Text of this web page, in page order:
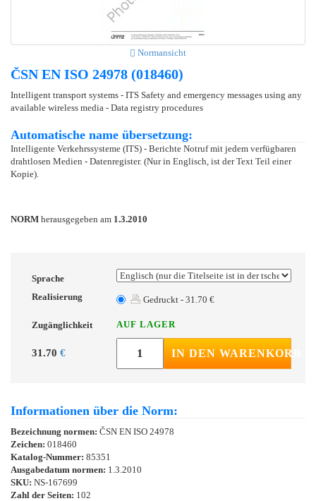
Normansicht
ČSN EN ISO 24978 (018460)
Intelligent transport systems - ITS Safety and emergency messages using any
available wireless media - Data registry procedures
Automatische name übersetzung:
Intelligente Verkehrssysteme (ITS) - Berichte Notruf mit jedem verfügbaren
drahtlosen Medien - Datenregister. (Nur in Englisch, ist der Text Teil einer
Kopie).
NORM herausgegeben am 1.3.2010
Sprache
Realisierung
Gedruckt - 31.70 €
Zugänglichkeit AUF LAGER
31.70 € IN DEN WARENKORB
Informationen über die Norm:
Bezeichnung normen: ČSN EN ISO 24978
Zeichen: 018460
Katalog-Nummer: 85351
Ausgabedatum normen: 1.3.2010
SKU: NS-167699
Zahl der Seiten: 102